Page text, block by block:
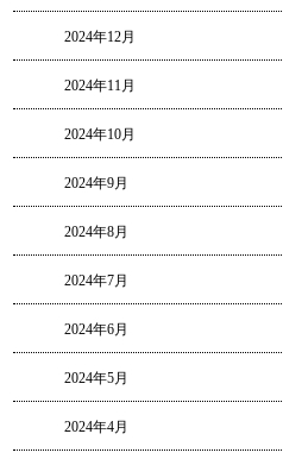
2024年12月
2024年11月
2024年10月
2024年9月
2024年8月
2024年7月
2024年6月
2024年5月
2024年4月